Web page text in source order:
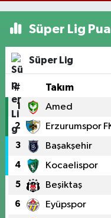
Süper Lig
Süper Lig
# Takım
1 Amed
2 Erzurumspor
3 Başakşehir
4 Kocaelispor
5 Beşiktaş
6 Eyüpspor